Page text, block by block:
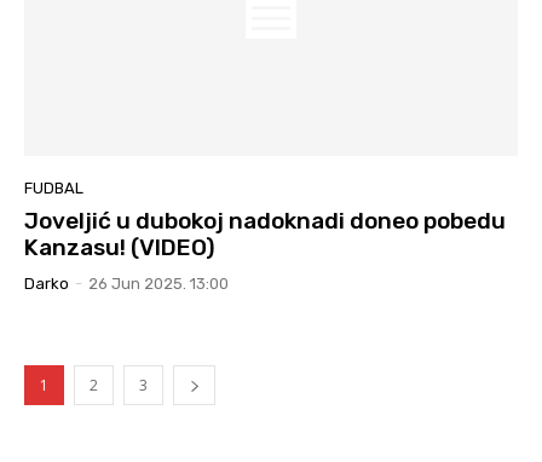
FUDBAL
Joveljić u dubokoj nadoknadi doneo pobedu
Kanzasu! (VIDEO)
Darko - 26 Jun 2025. 13:00
1 2 3